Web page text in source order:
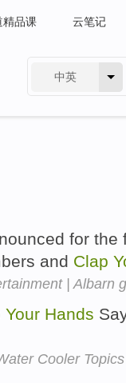
精品课 云笔记
中英
for
and Clap
| Albarn
Your Hands
Cooler